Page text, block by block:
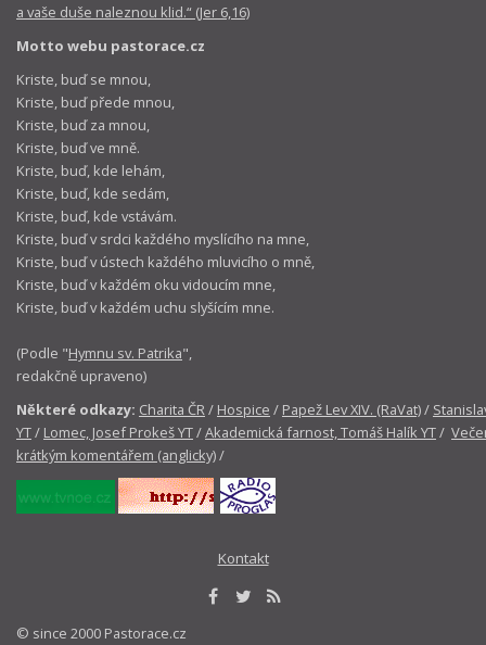
a vaše duše naleznou klid.“ (Jer 6,16)
Motto webu pastorace.cz
Kriste, buď se mnou,
Kriste, buď přede mnou,
Kriste, buď za mnou,
Kriste, buď ve mně.
Kriste, buď, kde lehám,
Kriste, buď, kde sedám,
Kriste, buď, kde vstávám.
Kriste, buď v srdci každého myslícího na mne,
Kriste, buď v ústech každého mluvicího o mně,
Kriste, buď v každém oku vidoucím mne,
Kriste, buď v každém uchu slyšícím mne.
(Podle "Hymnu sv. Patrika",
redakčně upraveno)
Některé odkazy: Charita ČR/ Hospice / Papež Lev XIV. (RaVat)/
YT/ Lomec, Josef Prokeš YT/Akademická farnost, Tomáš Halík YT/
krátkým komentářem (anglicky)/
Kontakt
© since 2000 Pastorace.cz